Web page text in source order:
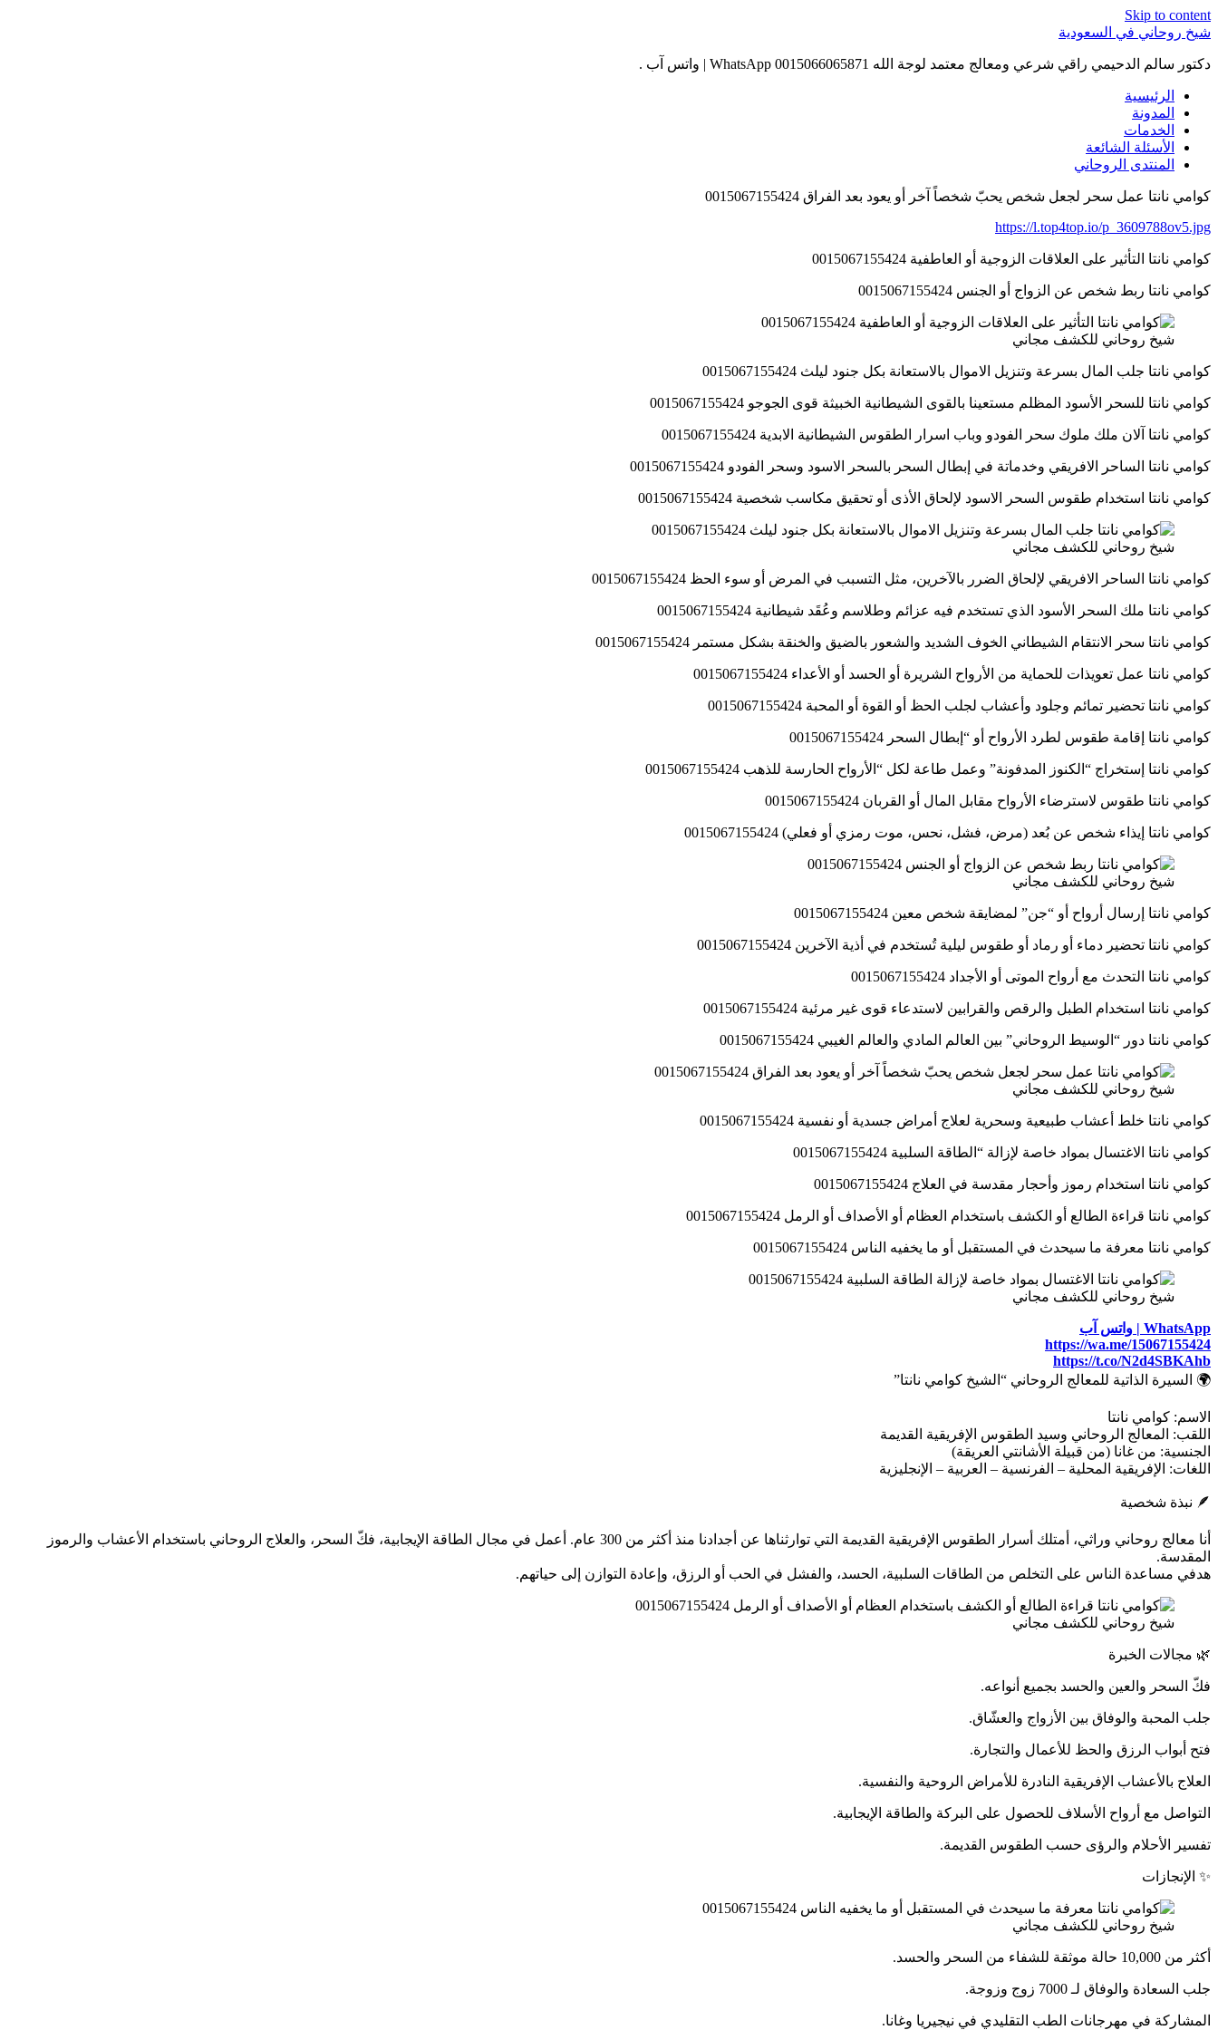
Skip to content
شيخ روحاني في السعودية
دكتور سالم الدحيمي راقي شرعي ومعالج معتمد لوجة الله 0015066065871 WhatsApp | واتس آب .
الرئيسية
المدونة
الخدمات
الأسئلة الشائعة
المنتدى الروحاني
كوامي نانتا عمل سحر لجعل شخص يحبّ شخصاً آخر أو يعود بعد الفراق 0015067155424
https://l.top4top.io/p_3609788ov5.jpg
كوامي نانتا التأثير على العلاقات الزوجية أو العاطفية 0015067155424
كوامي نانتا ربط شخص عن الزواج أو الجنس 0015067155424
شيخ روحاني للكشف مجاني
كوامي نانتا جلب المال بسرعة وتنزيل الاموال بالاستعانة بكل جنود ليلث 0015067155424
كوامي نانتا للسحر الأسود المظلم مستعينا بالقوى الشيطانية الخبيثة قوى الجوجو 0015067155424
كوامي نانتا آلان ملك ملوك سحر الفودو وباب اسرار الطقوس الشيطانية الابدية 0015067155424
كوامي نانتا الساحر الافريقي وخدماتة في إبطال السحر بالسحر الاسود وسحر الفودو 0015067155424
كوامي نانتا استخدام طقوس السحر الاسود لإلحاق الأذى أو تحقيق مكاسب شخصية 0015067155424
شيخ روحاني للكشف مجاني
كوامي نانتا الساحر الافريقي لإلحاق الضرر بالآخرين، مثل التسبب في المرض أو سوء الحظ 0015067155424
كوامي نانتا ملك السحر الأسود الذي تستخدم فيه عزائم وطلاسم وعُقَد شيطانية 0015067155424
كوامي نانتا سحر الانتقام الشيطاني الخوف الشديد والشعور بالضيق والخنقة بشكل مستمر 0015067155424
كوامي نانتا عمل تعويذات للحماية من الأرواح الشريرة أو الحسد أو الأعداء 0015067155424
كوامي نانتا تحضير تمائم وجلود وأعشاب لجلب الحظ أو القوة أو المحبة 0015067155424
كوامي نانتا إقامة طقوس لطرد الأرواح أو “إبطال السحر 0015067155424
كوامي نانتا إستخراج “الكنوز المدفونة” وعمل طاعة لكل “الأرواح الحارسة للذهب 0015067155424
كوامي نانتا طقوس لاسترضاء الأرواح مقابل المال أو القربان 0015067155424
كوامي نانتا إيذاء شخص عن بُعد (مرض، فشل، نحس، موت رمزي أو فعلي) 0015067155424
شيخ روحاني للكشف مجاني
كوامي نانتا إرسال أرواح أو “جن” لمضايقة شخص معين 0015067155424
كوامي نانتا تحضير دماء أو رماد أو طقوس ليلية تُستخدم في أذية الآخرين 0015067155424
كوامي نانتا التحدث مع أرواح الموتى أو الأجداد 0015067155424
كوامي نانتا استخدام الطبل والرقص والقرابين لاستدعاء قوى غير مرئية 0015067155424
كوامي نانتا دور “الوسيط الروحاني” بين العالم المادي والعالم الغيبي 0015067155424
شيخ روحاني للكشف مجاني
كوامي نانتا خلط أعشاب طبيعية وسحرية لعلاج أمراض جسدية أو نفسية 0015067155424
كوامي نانتا الاغتسال بمواد خاصة لإزالة “الطاقة السلبية 0015067155424
كوامي نانتا استخدام رموز وأحجار مقدسة في العلاج 0015067155424
كوامي نانتا قراءة الطالع أو الكشف باستخدام العظام أو الأصداف أو الرمل 0015067155424
كوامي نانتا معرفة ما سيحدث في المستقبل أو ما يخفيه الناس 0015067155424
شيخ روحاني للكشف مجاني
WhatsApp | واتس آب
https://wa.me/15067155424
https://t.co/N2d4SBKAhb
🌍 السيرة الذاتية للمعالج الروحاني “الشيخ كوامي نانتا”
الاسم: كوامي نانتا
اللقب: المعالج الروحاني وسيد الطقوس الإفريقية القديمة
الجنسية: من غانا (من قبيلة الأشانتي العريقة)
اللغات: الإفريقية المحلية – الفرنسية – العربية – الإنجليزية
🪶 نبذة شخصية
أنا معالج روحاني وراثي، أمتلك أسرار الطقوس الإفريقية القديمة التي توارثناها عن أجدادنا منذ أكثر من 300 عام. أعمل في مجال الطاقة الإيجابية، فكّ السحر، والعلاج الروحاني باستخدام الأعشاب والرموز
المقدسة.
هدفي مساعدة الناس على التخلص من الطاقات السلبية، الحسد، والفشل في الحب أو الرزق، وإعادة التوازن إلى حياتهم.
شيخ روحاني للكشف مجاني
🌿 مجالات الخبرة
فكّ السحر والعين والحسد بجميع أنواعه.
جلب المحبة والوفاق بين الأزواج والعشّاق.
فتح أبواب الرزق والحظ للأعمال والتجارة.
العلاج بالأعشاب الإفريقية النادرة للأمراض الروحية والنفسية.
التواصل مع أرواح الأسلاف للحصول على البركة والطاقة الإيجابية.
تفسير الأحلام والرؤى حسب الطقوس القديمة.
✨ الإنجازات
شيخ روحاني للكشف مجاني
أكثر من 10,000 حالة موثقة للشفاء من السحر والحسد.
جلب السعادة والوفاق لـ 7000 زوج وزوجة.
المشاركة في مهرجانات الطب التقليدي في نيجيريا وغانا.